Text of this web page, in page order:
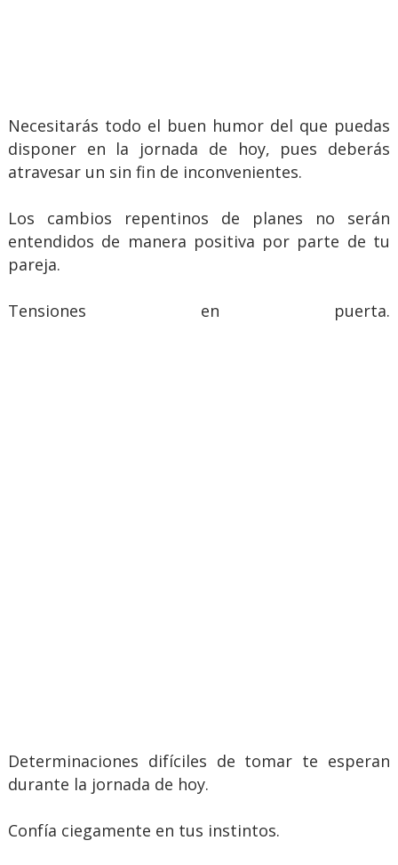
Necesitarás todo el buen humor del que puedas
disponer en la jornada de hoy, pues deberás
atravesar un sin fin de inconvenientes.
Los cambios repentinos de planes no serán
entendidos de manera positiva por parte de tu
pareja.
Tensiones en puerta.
Determinaciones difíciles de tomar te esperan
durante la jornada de hoy.
Confía ciegamente en tus instintos.